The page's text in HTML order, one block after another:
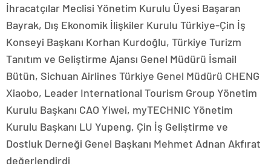
İhracatçılar Meclisi Yönetim Kurulu Üyesi Başaran
Bayrak, Dış Ekonomik İlişkiler Kurulu Türkiye-Çin İş
Konseyi Başkanı Korhan Kurdoğlu, Türkiye Turizm
Tanıtım ve Geliştirme Ajansı Genel Müdürü İsmail
Bütün, Sichuan Airlines Türkiye Genel Müdürü CHENG
Xiaobo, Leader International Tourism Group Yönetim
Kurulu Başkanı CAO Yiwei, myTECHNIC Yönetim
Kurulu Başkanı LU Yupeng, Çin İş Geliştirme ve
Dostluk Derneği Genel Başkanı Mehmet Adnan Akfırat
değerlendirdi.